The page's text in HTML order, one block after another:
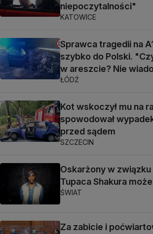
niepoczytalności"
KATOWICE
Sprawca tragedii na
szybko do Polski.
w areszcie? Nie
ŁÓDŹ
Kot wskoczył mu na
spowodował
przed sądem
SZCZECIN
Oskarżony w
Tupaca Shakura
ŚWIAT
Za zabicie i